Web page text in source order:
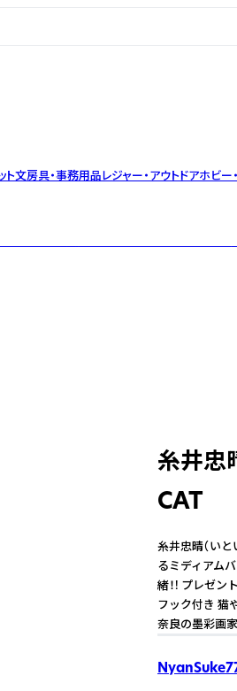
ト文房具・事務用品レジャー・アウトドアホビー
糸井忠
CAT
糸井忠晴（い
るミディアム
緒！! プレゼン
フック付き 猫
奈良の墨彩画